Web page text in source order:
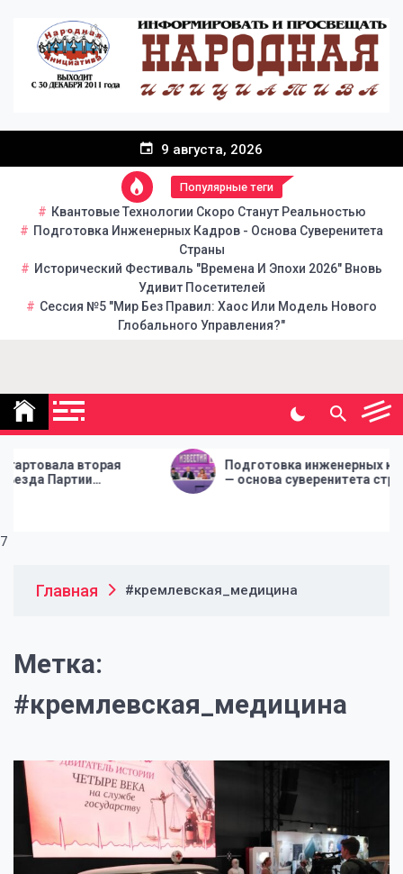
содержанию
9 августа, 2026
Популярные теги
Квантовые Технологии Скоро Станут Реальностью
Подготовка Инженерных Кадров - Основа Суверенитета
Страны
Исторический Фестиваль "Времена И Эпохи 2026" Вновь
Удивит Посетителей
Сессия №5 "Мир Без Правил: Хаос Или Модель Нового
Глобального Управления?"
Портал общественно-
политической газеты
"Народная инициатива"
вторая
Подготовка инженерных кадров
— основа суверенитета страны
7
Главная #кремлевская_медицина
Метка:
#кремлевская_медицина